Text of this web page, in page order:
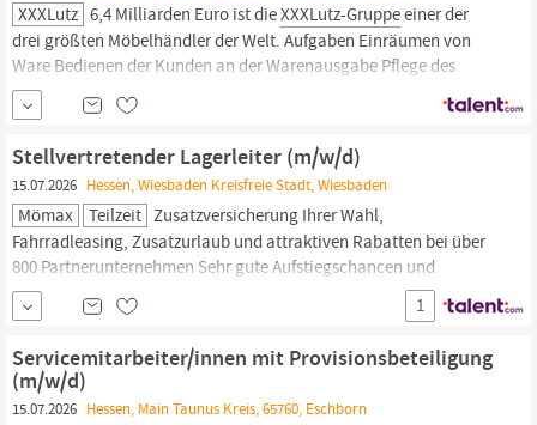
XXXLutz 6,4 Milliarden Euro ist dieXXXLutz-Gruppeeiner der
drei größten Möbelhändler der Welt. Aufgaben Einräumen von
Ware Bedienen der Kunden an der Warenausgabe Pflege des
Lagerbereichs Bereitstellen von Kommissionsware Einhaltung der
Sicherheitsvorschriften Qualifikationen Erfahrung im Lagerwesen
von Vorteil Engagierter Einsatz Freundliches Auftreten
Stellvertretender Lagerleiter (m/w/d)
15.07.2026 Hessen, Wiesbaden Kreisfreie Stadt, Wiesbaden
Mömax Teilzeit Zusatzversicherung Ihrer Wahl,
Fahrradleasing, Zusatzurlaub und attraktiven Rabatten bei über
800 Partnerunternehmen Sehr gute Aufstiegschancen und
Weiterbildungsmöglichkeiten begleitet durch unsere interne
Akademie Einen zukunftssicheren Arbeitsplatz in einem
wachsenden Unternehmen Mitarbeiterrabatte in jeder Mömax-
undXXXLutz-FilialeDurch...
1
Servicemitarbeiter/innen mit Provisionsbeteiligung
(m/w/d)
15.07.2026 Hessen, Main Taunus Kreis, 65760, Eschborn